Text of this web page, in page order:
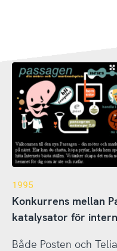
1995
Konkurrens mellan
katalysator för
Både Posten och